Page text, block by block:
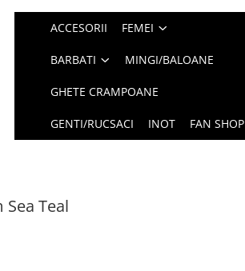
ACCESORII FEMEI
BARBATI MINGI/BALOANE
GHETE CRAMPOANE
GENTI/RUCSACI INOT FAN SHOP
Teal